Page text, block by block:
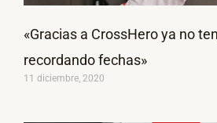
«Gracias a CrossHero ya no
recordando fechas»
11 diciembre, 2020